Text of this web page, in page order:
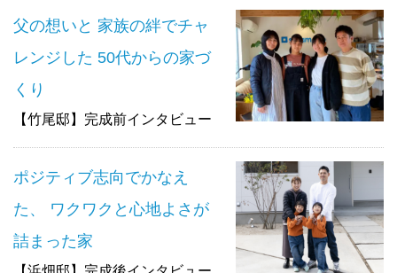
父の想いと 家族の絆でチャ
レンジした 50代からの家づ
くり
【竹尾邸】完成前インタビュー
ポジティブ志向でかなえ
た、 ワクワクと心地よさが
詰まった家